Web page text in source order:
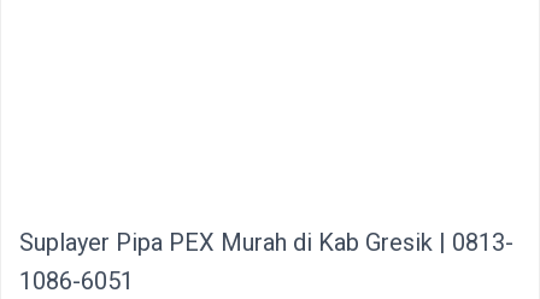
Suplayer Pipa PEX Murah di Kab Gresik | 0813-
1086-6051